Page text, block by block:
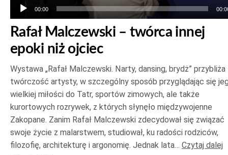
00:00
Rafał Malczewski – twórca innej
epoki niż ojciec
Wystawa „Rafał Malczewski. Narty, dansing, brydż” przybliża
twórczość artysty, w szczególny sposób przyglądając się
wielkiej miłości do Tatr, sportów zimowych, ale także
kurortowych rozrywek, z których słynęło międzywojenne
Zakopane. Zanim Rafał Malczewski zdecydował się związać
swoje życie z malarstwem, studiował, ku radości rodziców,
filozofię, architekturę i argonomię. Jednak lata… Czytaj dalej